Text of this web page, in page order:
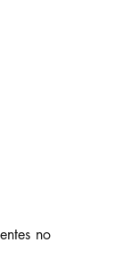
no